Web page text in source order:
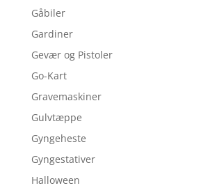
Gåbiler
Gardiner
Gevær og Pistoler
Go-Kart
Gravemaskiner
Gulvtæppe
Gyngeheste
Gyngestativer
Halloween